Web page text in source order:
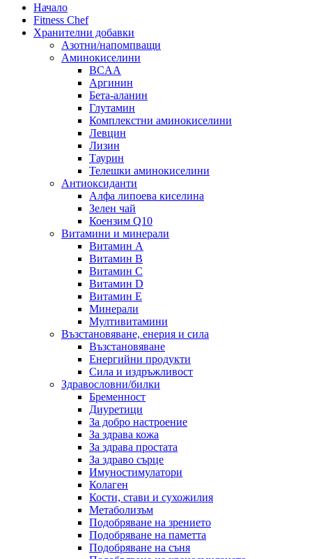
Начало
Fitness Chef
Хранителни добавки
Азотни/напомпващи
Аминокиселини
BCAA
Аргинин
Бета-аланин
Глутамин
Комплекстни аминокиселини
Левцин
Лизин
Таурин
Телешки аминокиселини
Антиоксиданти
Алфа липоева киселина
Зелен чай
Коензим Q10
Витамини и минерали
Витамин А
Витамин B
Витамин C
Витамин D
Витамин E
Минерали
Мултивитамини
Възстановяване, енерия и сила
Възстановяване
Енергийни продукти
Сила и издръжливост
Здравословни/билки
Бременност
Диуретици
За добро настроение
За здрава кожа
За здрава простата
За здраво сърце
Имуностимулатори
Колаген
Кости, стави и сухожилия
Метаболизъм
Подобряване на зрението
Подобряване на паметта
Подобряване на съня